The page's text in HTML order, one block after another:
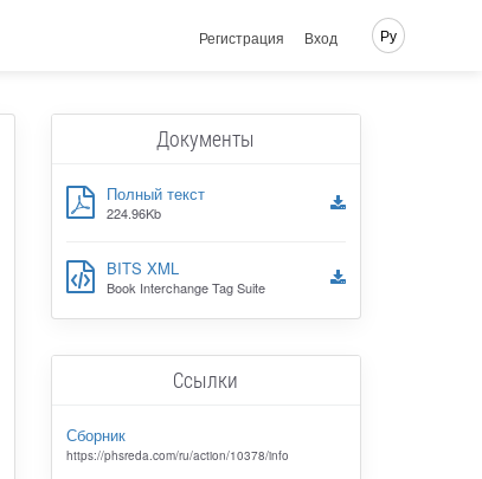
Регистрация Вход Ру
Документы
Полный текст
224.96Kb
BITS XML
Book Interchange Tag Suite
Ссылки
Сборник
https://phsreda.com/ru/action/10378/info